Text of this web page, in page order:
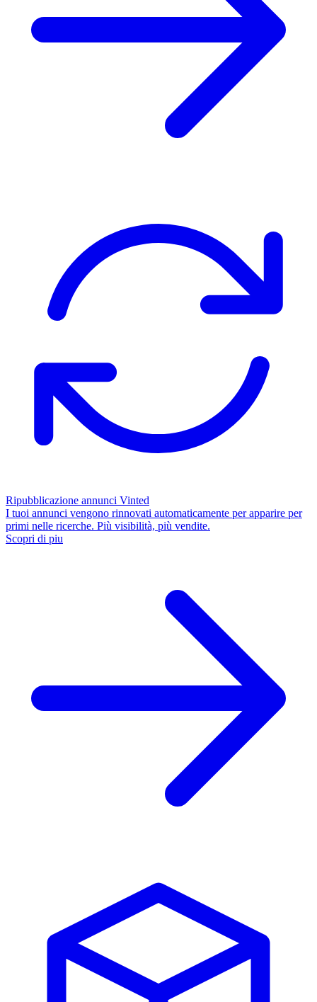
Ripubblicazione annunci Vinted
I tuoi annunci vengono rinnovati automaticamente per apparire per
primi nelle ricerche. Più visibilità, più vendite.
Scopri di piu